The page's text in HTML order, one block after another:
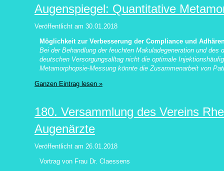
Augenspiegel: Quantitative
Veröffentlicht am 30.01.2018
Möglichkeit zur Verbesserung der Compliance und
Bei der Behandlung der feuchten Makuladegeneration und des
deutschen Versorgungsalltag nicht die optimale
Metamorphopsie-Messung könnte die Zusammenarbeit von
Ganzen Eintrag lesen »
180. Versammlung des Vereins
Augenärzte
Veröffentlicht am 26.01.2018
Vortrag von Frau Dr. Claessens